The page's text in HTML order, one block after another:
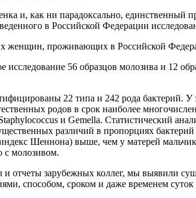
и, как ни парадоксально, единственный
в Российской Федерации
женщин, проживающих в Российской
исследование 56 образцов молозива и 12
22 типа и 242 рода
родов в срок наиболее
и Gemella. Статистический
различий в пропорциях
Шеннона) выше, чем у матерей
с молозивом.
отчеты зарубежных коллег, мы выявили
способом, сроком и даже временем суток